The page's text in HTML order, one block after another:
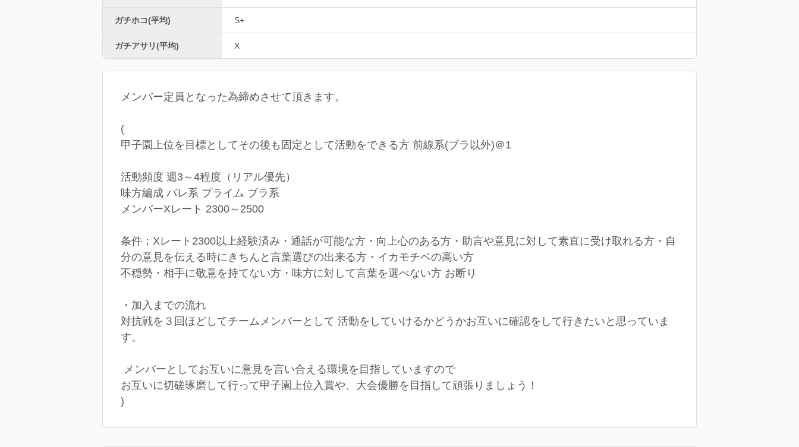
ガチホコ(平均) S+
ガチアサリ(平均) X
メンバー定員となった為締めさせて頂きます。
(
甲子園上位を目標としてその後も固定として活動をできる方 前線系(ブラ以外)＠1
活動頻度 週3～4程度（リアル優先）
味方編成 バレ系 プライム ブラ系
メンバーXレート 2300～2500
条件；Xレート2300以上経験済み・通話が可能な方・向上心のある方・助言や意見に対して素直に受け取れる方・自
分の意見を伝える時にきちんと言葉選びの出来る方・イカモチベの高い方
不穏勢・相手に敬意を持てない方・味方に対して言葉を選べない方 お断り
・加入までの流れ
対抗戦を３回ほどしてチームメンバーとして 活動をしていけるかどうかお互いに確認をして行きたいと思っていま
す。
メンバーとしてお互いに意見を言い合える環境を目指していますので
お互いに切磋琢磨して行って甲子園上位入賞や、大会優勝を目指して頑張りましょう！
)